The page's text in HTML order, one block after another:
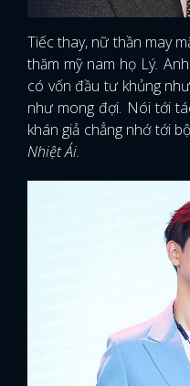
Tiếc thay, nữ thần may
thăm mỹ nam họ Lý.
có vốn đầu tư khủng
như mong đợi. Nói tới
khán giả chẳng nhớ tới
Nhiệt Ái.